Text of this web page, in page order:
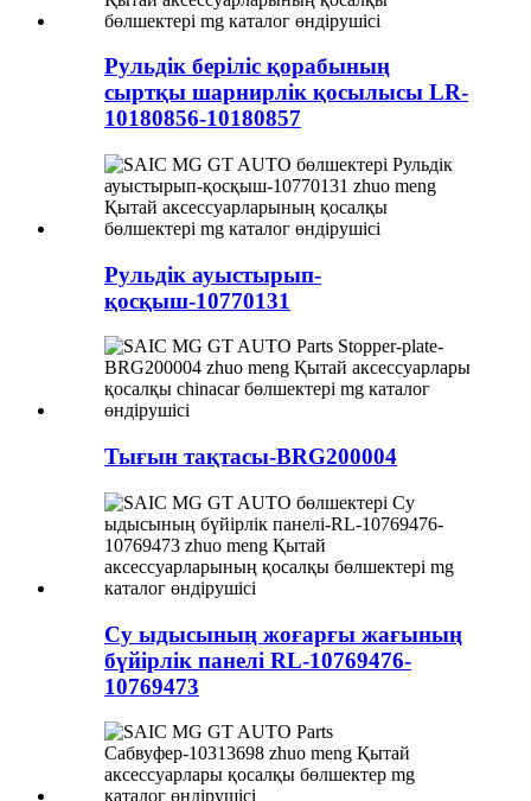
Рульдік беріліс қорабының
сыртқы шарнирлік қосылысы LR-
10180856-10180857
Рульдік ауыстырып-
қосқыш-10770131
Тығын тақтасы-BRG200004
Су ыдысының жоғарғы жағының
бүйірлік панелі RL-10769476-
10769473